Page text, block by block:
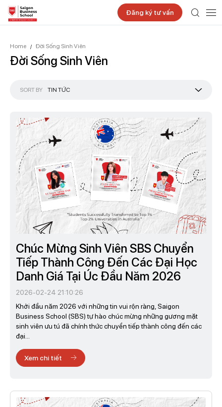
Đăng ký tư vấn
Home / Đời Sống Sinh Viên
Đời Sống Sinh Viên
SORT BY TIN TỨC
Chúc Mừng Sinh Viên SBS Chuyển
Tiếp Thành Công Đến Các Đại Học
Danh Giá Tại Úc Đầu Năm 2026
2026-02-24 21:10:26
Khởi đầu năm 2026 với những tin vui rộn ràng, Saigon
Business School (SBS) tự hào chúc mừng những gương mặt
sinh viên ưu tú đã chính thức chuyển tiếp thành công đến các
đại...
Xem chi tiết